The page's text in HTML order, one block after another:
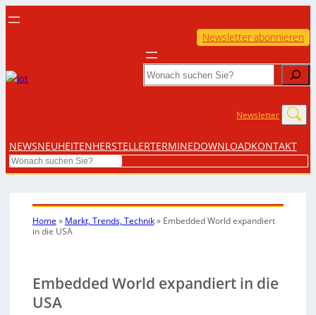
Newsletter abonnieren
Search
Newsletter
NEWSNEUHEITENHERSTELLERTERMINEDOWNLOADKONTAKT
Search
Home » Markt, Trends, Technik» Embedded World expandiert
in die USA
Embedded World expandiert in die
USA